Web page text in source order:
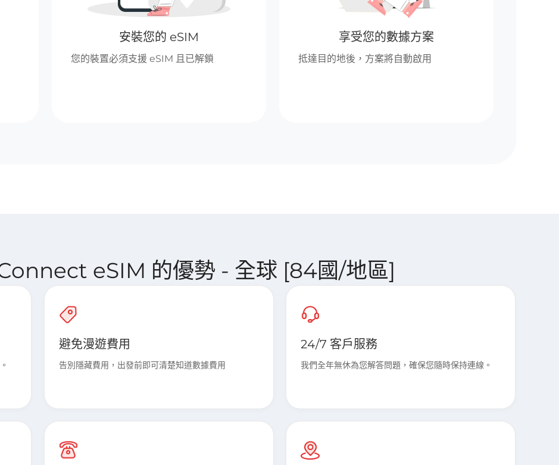
安裝您的 eSIM
您的裝置必須支援 eSIM 且已解鎖
享受您的數據方案
抵達目的地後，方案將自動啟用
eSIM 的優勢 - 全球 [84國/地區]
避免漫遊費用
告別隱藏費用，出發前即可清楚知道數據費用
24/7 客戶服務
我們全年無休為您解答問題，確保您隨時保持連線。